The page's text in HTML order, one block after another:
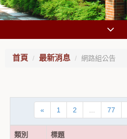
首頁 最新消息 網路組公告
« 1 2 77
類別 標題